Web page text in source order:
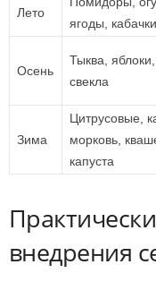
Лето
ягоды, кабачки
Осень
Тыква, яблоки,
свекла
Зима
Цитрусовые,
морковь,
капуста
внедрения